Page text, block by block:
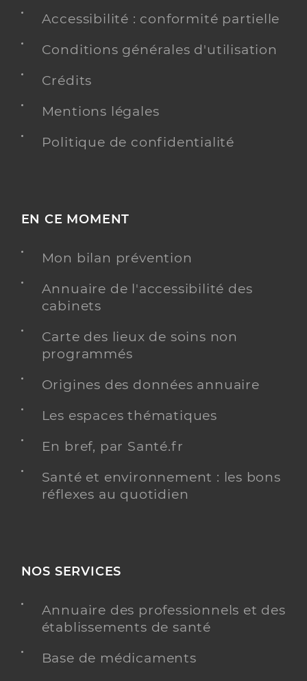
Accessibilité : conformité partielle
Conditions générales d'utilisation
Crédits
Mentions légales
Politique de confidentialité
EN CE MOMENT
Mon bilan prévention
Annuaire de l'accessibilité des
cabinets
Carte des lieux de soins non
programmés
Origines des données annuaire
Les espaces thématiques
En bref, par Santé.fr
Santé et environnement : les bons
réflexes au quotidien
NOS SERVICES
Annuaire des professionnels et des
établissements de santé
Base de médicaments